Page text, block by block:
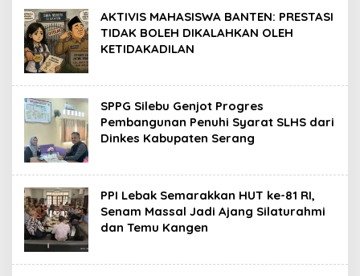
AKTIVIS MAHASISWA BANTEN: PRESTASI
TIDAK BOLEH DIKALAHKAN OLEH
KETIDAKADILAN
SPPG Silebu Genjot Progres
Pembangunan Penuhi Syarat SLHS dari
Dinkes Kabupaten Serang
PPI Lebak Semarakkan HUT ke-81 RI,
Senam Massal Jadi Ajang Silaturahmi
dan Temu Kangen